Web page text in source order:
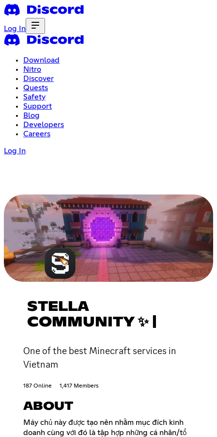
Log In
Download
Nitro
Discover
Quests
Safety
Support
Blog
Developers
Careers
Log In
STELLA
COMMUNITY ✨ |
One of the best Minecraft services in
Vietnam
187 Online 1,417 Members
ABOUT
Máy chủ này được tạo nên nhằm mục đích kinh
doanh cùng với đó là tập hợp những cá nhân/tổ